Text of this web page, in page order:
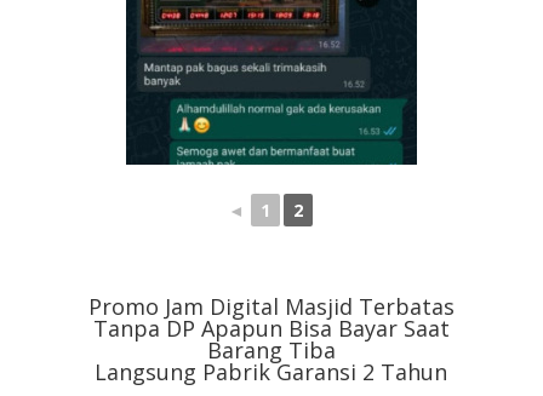
◄ 1 2
Promo Jam Digital Masjid Terbatas
Tanpa DP Apapun Bisa Bayar Saat
Barang Tiba
Langsung Pabrik Garansi 2 Tahun